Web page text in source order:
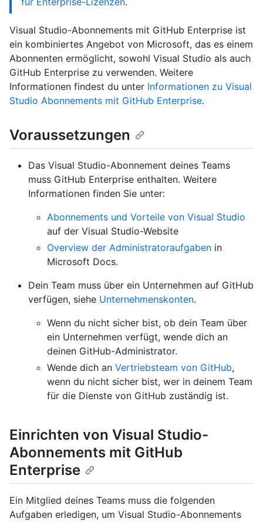
Visual Studio-Abonnements mit GitHub Enterprise ist
ein kombiniertes Angebot von Microsoft, das es einem
Abonnenten ermöglicht, sowohl Visual Studio als auch
GitHub Enterprise zu verwenden. Weitere
Informationen findest du unter Informationen zu Visual
Studio Abonnements mit GitHub Enterprise.
Voraussetzungen
Das Visual Studio-Abonnement deines Teams
muss GitHub Enterprise enthalten. Weitere
Informationen finden Sie unter:
Abonnements und Vorteile von Visual Studio
auf der Visual Studio-Website
Overview der Administratoraufgaben in
Microsoft Docs.
Dein Team muss über ein Unternehmen auf GitHub
verfügen, siehe Unternehmenskonten.
Wenn du nicht sicher bist, ob dein Team über
ein Unternehmen verfügt, wende dich an
deinen GitHub-Administrator.
Wende dich an Vertriebsteam von GitHub,
wenn du nicht sicher bist, wer in deinem Team
für die Dienste von GitHub zuständig ist.
Einrichten von Visual Studio-
Abonnements mit GitHub
Enterprise
Ein Mitglied deines Teams muss die folgenden
Aufgaben erledigen, um Visual Studio-Abonnements